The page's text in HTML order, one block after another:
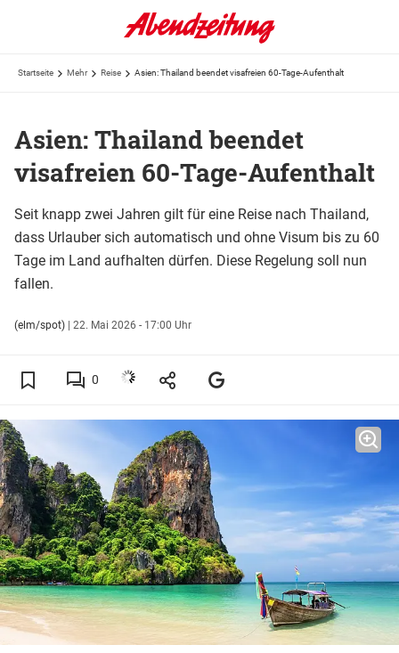
Startseite Mehr Reise Asien: Thailand beendet visafreien 60-Tage-Aufenthalt
Asien: Thailand beendet
visafreien 60-Tage-Aufenthalt
Seit knapp zwei Jahren gilt für eine Reise nach Thailand,
dass Urlauber sich automatisch und ohne Visum bis zu 60
Tage im Land aufhalten dürfen. Diese Regelung soll nun
fallen.
(elm/spot) | 22. Mai 2026 - 17:00 Uhr
0